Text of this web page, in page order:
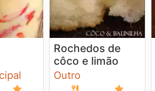
Rochedos de
côco e limão
Outro